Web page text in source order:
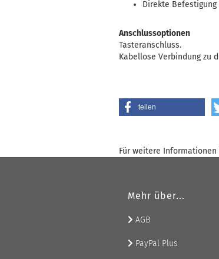
Direkte Befestigung
Anschlussoptionen
Tasteranschluss.
Kabellose Verbindung zu
teilen
Für weitere
Mehr über...
AGB
PayPal Plus